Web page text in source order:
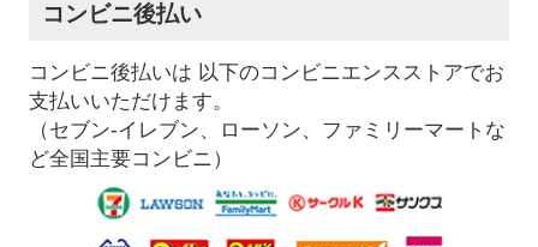
コンビニ後払い
コンビニ後払いは 以下のコンビニエンスストアでお
支払いいただけます。
（セブン-イレブン、ローソン、ファミリーマートな
ど全国主要コンビニ）